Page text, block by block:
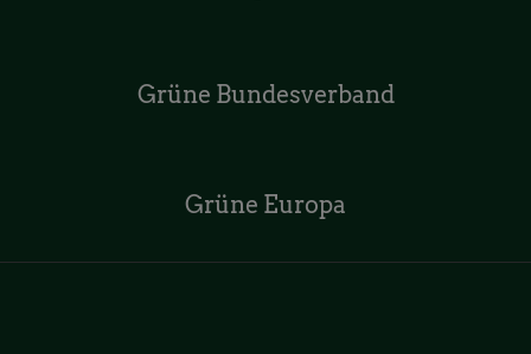
Grüne Bundesverband
Grüne Europa